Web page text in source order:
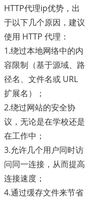
HTTP代理ip优势，出
于以下几个原因，建议
使用 HTTP 代理：
1.绕过本地网络中的内
容限制（基于源域、路
径名、文件名或 URL
扩展名）；
2.绕过网站的安全协
议，无论是在学校还是
在工作中；
3.允许几个用户同时访
问同一连接，从而提高
连接速度；
4.通过缓存文件来节省